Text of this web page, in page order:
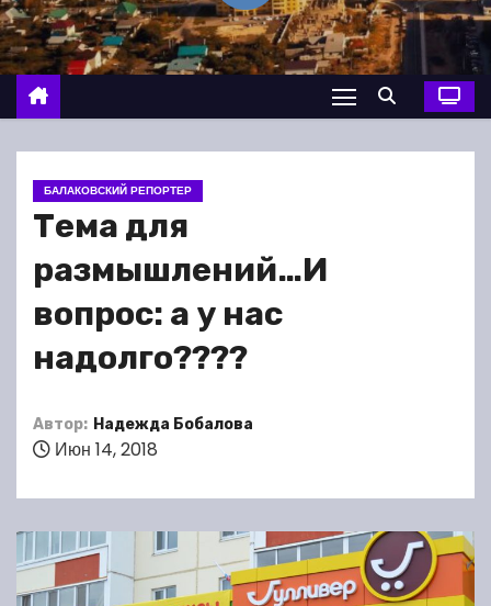
о
м
у
БАЛАКОВСКИЙ РЕПОРТЕР
Тема для
размышлений…И
вопрос: а у нас
надолго????
Автор: Надежда Бобалова
Июн 14, 2018